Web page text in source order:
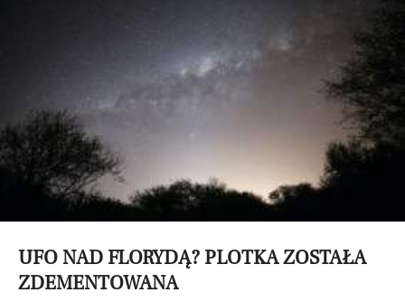
UFO NAD FLORYDĄ? PLOTKA ZOSTAŁA
ZDEMENTOWANA